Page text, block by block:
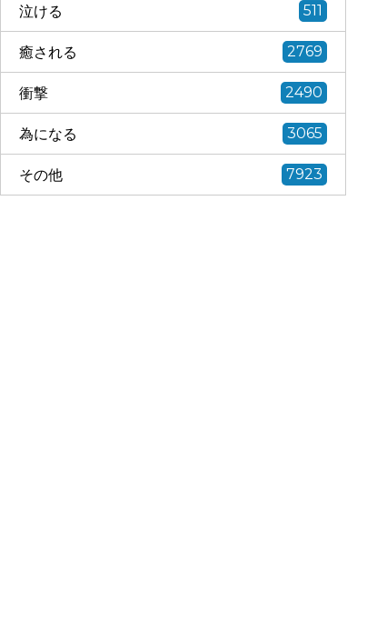
泣ける 511
癒される 2769
衝撃 2490
為になる 3065
その他 7923